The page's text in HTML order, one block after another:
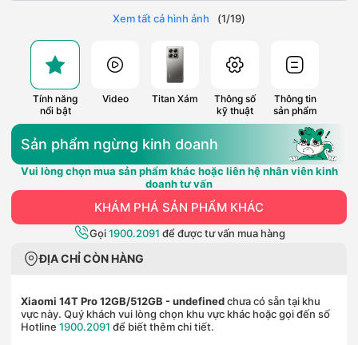
Xem tất cả hình ảnh (1/19)
Tính năng
nổi bật
Video Titan Xám
Thông số
kỹ thuật
Thông tin
sản phẩm
Sản phẩm ngừng kinh doanh
Vui lòng chọn mua sản phẩm khác hoặc liên hệ nhân viên kinh
doanh tư vấn
KHÁM PHÁ SẢN PHẨM KHÁC
Gọi1900.2091 để được tư vấn mua hàng
ĐỊA CHỈ CÒN HÀNG
Xiaomi 14T Pro 12GB/512GB - undefinedchưa có sẵn tại khu
vực này. Quý khách vui lòng chọn khu vực khác hoặc gọi đến số
Hotline 1900.2091 để biết thêm chi tiết.